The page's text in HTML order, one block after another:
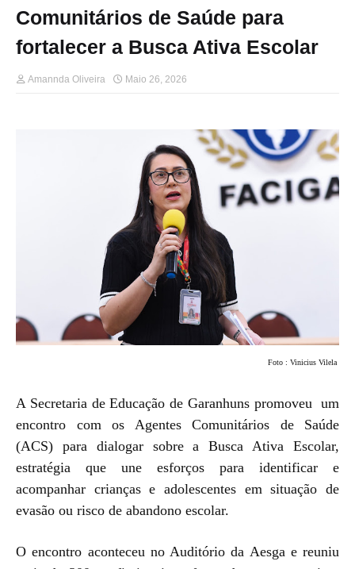
Comunitários de Saúde para
fortalecer a Busca Ativa Escolar
Amannda Oliveira Maio 26, 2026
Foto : Vinicius Vilela
A Secretaria de Educação de Garanhuns promoveu um
encontro com os Agentes Comunitários de Saúde
(ACS) para dialogar sobre a Busca Ativa Escolar,
estratégia que une esforços para identificar e
acompanhar crianças e adolescentes em situação de
evasão ou risco de abandono escolar.
O encontro aconteceu no Auditório da Aesga e reuniu